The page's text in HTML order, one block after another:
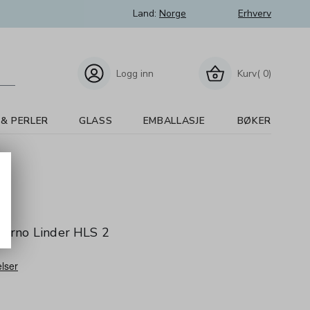
Land: Norge Erhverv
Kurv( 0)
Logg inn
PERLER GLASS EMBALLASJE BØKER
Linder HLS 2